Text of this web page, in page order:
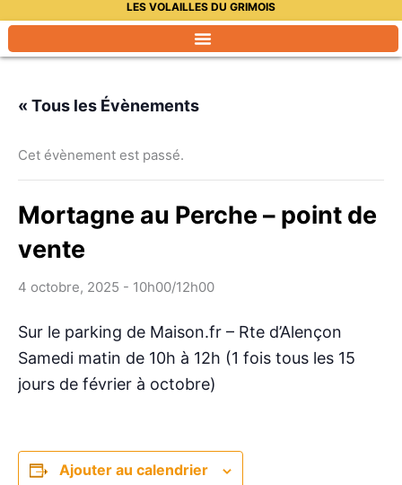
contenu
LES VOLAILLES DU GRIMOIS
« Tous les Évènements
Cet évènement est passé.
Mortagne au Perche – point de
vente
4 octobre, 2025 - 10h00/12h00
Sur le parking de Maison.fr – Rte d’Alençon
Samedi matin de 10h à 12h (1 fois tous les 15
jours de février à octobre)
Ajouter au calendrier